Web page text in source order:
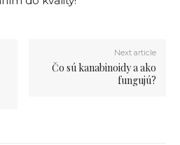
Next article
Čo sú kanabinoidy a ako
fungujú?